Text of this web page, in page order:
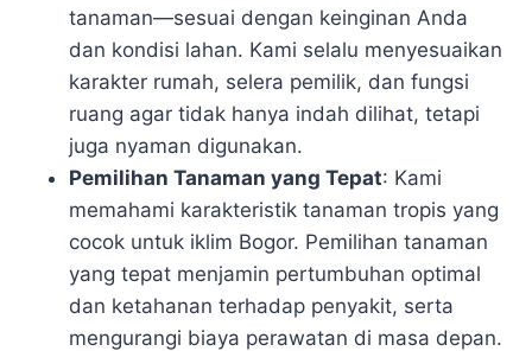
tanaman—sesuai dengan keinginan Anda
dan kondisi lahan. Kami selalu menyesuaikan
karakter rumah, selera pemilik, dan fungsi
ruang agar tidak hanya indah dilihat, tetapi
juga nyaman digunakan.
Pemilihan Tanaman yang Tepat: Kami
memahami karakteristik tanaman tropis yang
cocok untuk iklim Bogor. Pemilihan tanaman
yang tepat menjamin pertumbuhan optimal
dan ketahanan terhadap penyakit, serta
mengurangi biaya perawatan di masa depan.